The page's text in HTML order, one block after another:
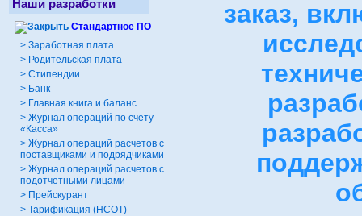
Наши разработки
Стандартное ПО
> Заработная плата
> Родительская плата
> Стипендии
> Банк
> Главная книга и баланс
> Журнал операций по счету
«Касса»
> Журнал операций расчетов с
поставщиками и подрядчиками
> Журнал операций расчетов с
подотчетными лицами
> Прейскурант
> Тарификация (НСОТ)
заказ,